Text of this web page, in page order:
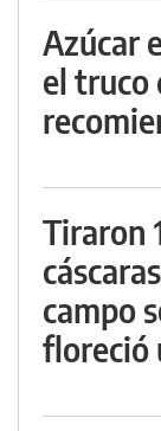
Azúcar
el truco
Tiraron
campo
floreció